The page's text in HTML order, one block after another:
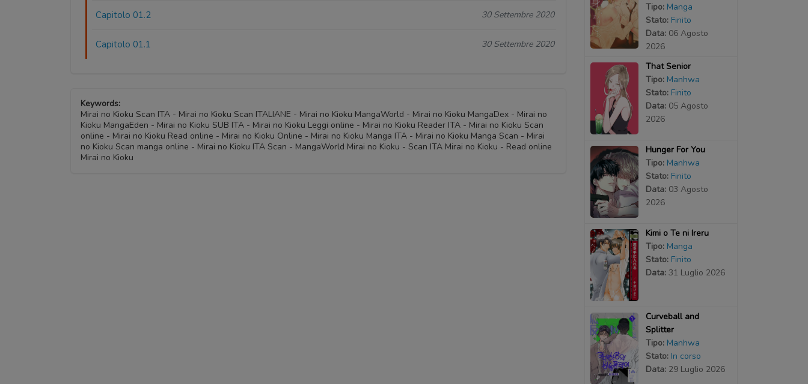
Capitolo 01.2 30 Settembre 2020
Capitolo 01.1 30 Settembre 2020
Keywords:
Mirai no Kioku Scan ITA - Mirai no Kioku Scan ITALIANE - Mirai no Kioku MangaWorld - Mirai no Kioku MangaDex - Mirai no
Kioku MangaEden - Mirai no Kioku SUB ITA - Mirai no Kioku Leggi online - Mirai no Kioku Reader ITA - Mirai no Kioku Scan
online - Mirai no Kioku Read online - Mirai no Kioku Online - Mirai no Kioku Manga ITA - Mirai no Kioku Manga Scan - Mirai
no Kioku Scan manga online - Mirai no Kioku ITA Scan - MangaWorld Mirai no Kioku - Scan ITA Mirai no Kioku - Read online
Mirai no Kioku
Tipo: Manga
Stato: Finito
Data: 06 Agosto
2026
That Senior
Tipo: Manhwa
Stato: Finito
Data: 05 Agosto
2026
Hunger For You
Tipo: Manhwa
Stato: Finito
Data: 03 Agosto
2026
Kimi o Te ni Ireru
Tipo: Manga
Stato: Finito
Data: 31 Luglio 2026
Curveball and
Splitter
Tipo: Manhwa
Stato: In corso
Data: 29 Luglio 2026